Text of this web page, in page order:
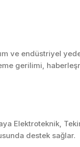
Robotik
ve endüstriyel
gerilimi,
Elektroteknik,
destek sağlar.